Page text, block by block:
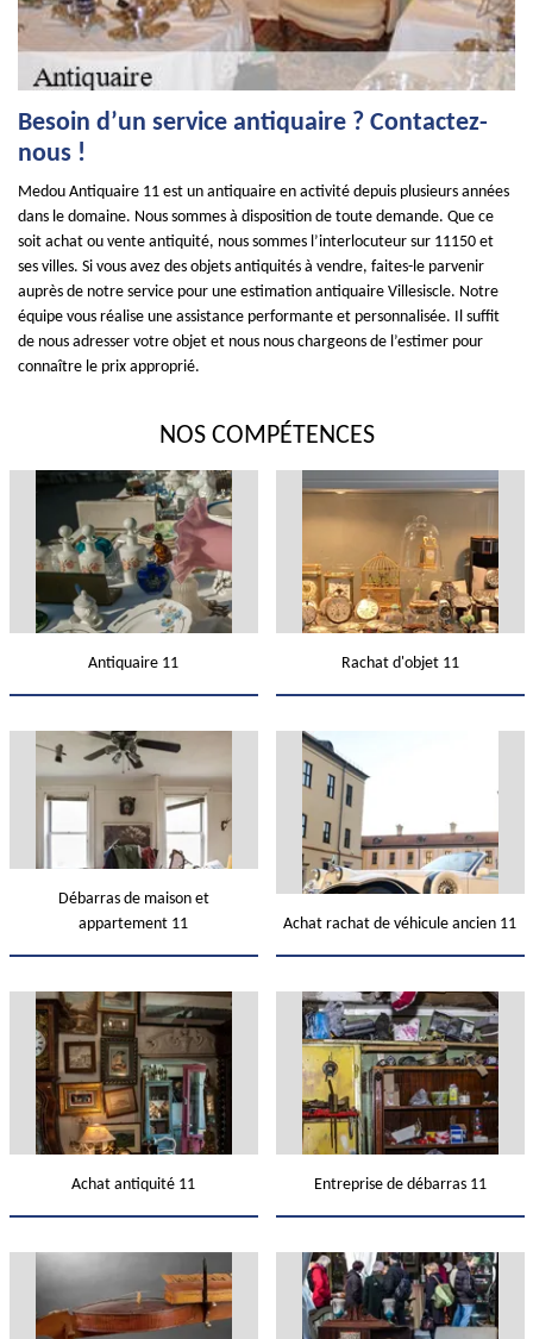
Besoin d’un service antiquaire ? Contactez-
nous !
Medou Antiquaire 11 est un antiquaire en activité depuis plusieurs années
dans le domaine. Nous sommes à disposition de toute demande. Que ce
soit achat ou vente antiquité, nous sommes l’interlocuteur sur 11150 et
ses villes. Si vous avez des objets antiquités à vendre, faites-le parvenir
auprès de notre service pour une estimation antiquaire Villesiscle. Notre
équipe vous réalise une assistance performante et personnalisée. Il suffit
de nous adresser votre objet et nous nous chargeons de l’estimer pour
connaître le prix approprié.
NOS COMPÉTENCES
Antiquaire 11 Rachat d'objet 11
Débarras de maison et
appartement 11
Achat rachat de véhicule ancien 11
Achat antiquité 11 Entreprise de débarras 11